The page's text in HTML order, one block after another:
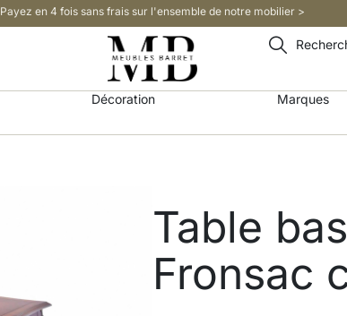
Payez en 4 fois sans frais sur l'ensemble de notre mobilier >​
Décoration Marques
Table
Fronsac